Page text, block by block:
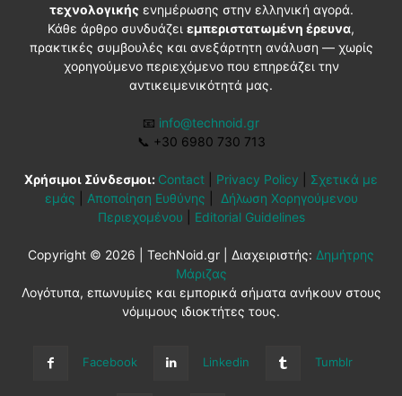
τεχνολογικήςενημέρωσης στην ελληνική αγορά.
Κάθε άρθρο συνδυάζει εμπεριστατωμένη έρευνα,
πρακτικές συμβουλές και ανεξάρτητη ανάλυση — χωρίς
χορηγούμενο περιεχόμενο που επηρεάζει την
αντικειμενικότητά μας.
📧 info@technoid.gr
📞 +30 6980 730 713
Χρήσιμοι Σύνδεσμοι: Contact Privacy Policy
Σχετικά με
εμάς
Αποποίηση Ευθύνης
Δήλωση Χορηγούμενου
Περιεχομένου
Editorial Guidelines
Copyright © 2026 | TechNoid.gr | Διαχειριστής: Δημήτρης
Μάριζας
Λογότυπα, επωνυμίες και εμπορικά σήματα ανήκουν στους
νόμιμους ιδιοκτήτες τους.
Facebook Linkedin Tumblr